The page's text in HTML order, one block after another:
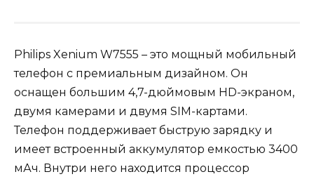
Philips Xenium W7555 – это мощный мобильный
телефон с премиальным дизайном. Он
оснащен большим 4,7-дюймовым HD-экраном,
двумя камерами и двумя SIM-картами.
Телефон поддерживает быструю зарядку и
имеет встроенный аккумулятор емкостью 3400
мАч. Внутри него находится процессор